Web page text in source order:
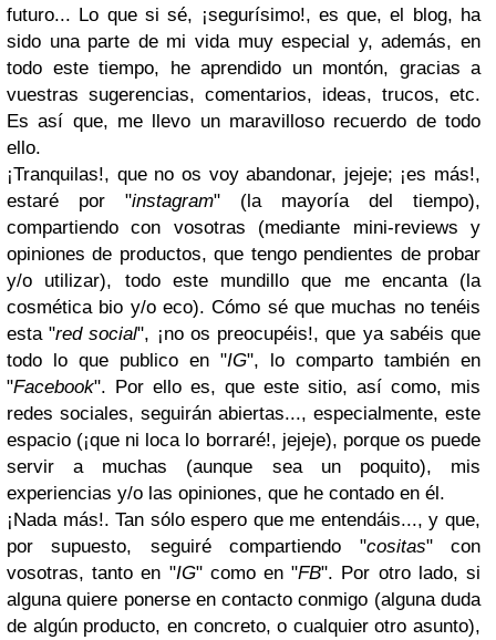
futuro... Lo que si sé, ¡segurísimo!, es que, el blog, ha
sido una parte de mi vida muy especial y, además, en
todo este tiempo, he aprendido un montón, gracias a
vuestras sugerencias, comentarios, ideas, trucos, etc.
Es así que, me llevo un maravilloso recuerdo de todo
ello.
¡Tranquilas!, que no os voy abandonar, jejeje; ¡es más!,
estaré por "instagram" (la mayoría del tiempo),
compartiendo con vosotras (mediante mini-reviews y
opiniones de productos, que tengo pendientes de probar
y/o utilizar), todo este mundillo que me encanta (la
cosmética bio y/o eco). Cómo sé que muchas no tenéis
esta "red social", ¡no os preocupéis!, que ya sabéis que
todo lo que publico en "IG", lo comparto también en
"Facebook". Por ello es, que este sitio, así como, mis
redes sociales, seguirán abiertas..., especialmente, este
espacio (¡que ni loca lo borraré!, jejeje), porque os puede
servir a muchas (aunque sea un poquito), mis
experiencias y/o las opiniones, que he contado en él.
¡Nada más!. Tan sólo espero que me entendáis..., y que,
por supuesto, seguiré compartiendo "cositas" con
vosotras, tanto en "IG" como en "FB". Por otro lado, si
alguna quiere ponerse en contacto conmigo (alguna duda
de algún producto, en concreto, o cualquier otro asunto),